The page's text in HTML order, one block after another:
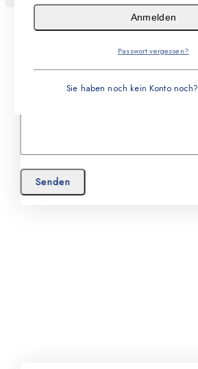
Anmelden
Passwort vergessen?
Sie haben noch kein Konto noch?